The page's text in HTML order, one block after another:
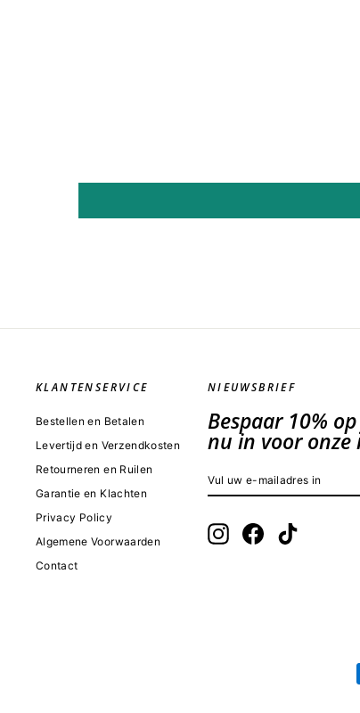
KLANTENSERVICE
Bestellen en Betalen
Levertijd en Verzendkosten
Retourneren en Ruilen
Garantie en Klachten
Privacy Policy
Algemene Voorwaarden
Contact
NIEUWSBRIEF
Bespaar 10%
nu in voor onze
UW
E-
IN InstagramFacebookTikTok